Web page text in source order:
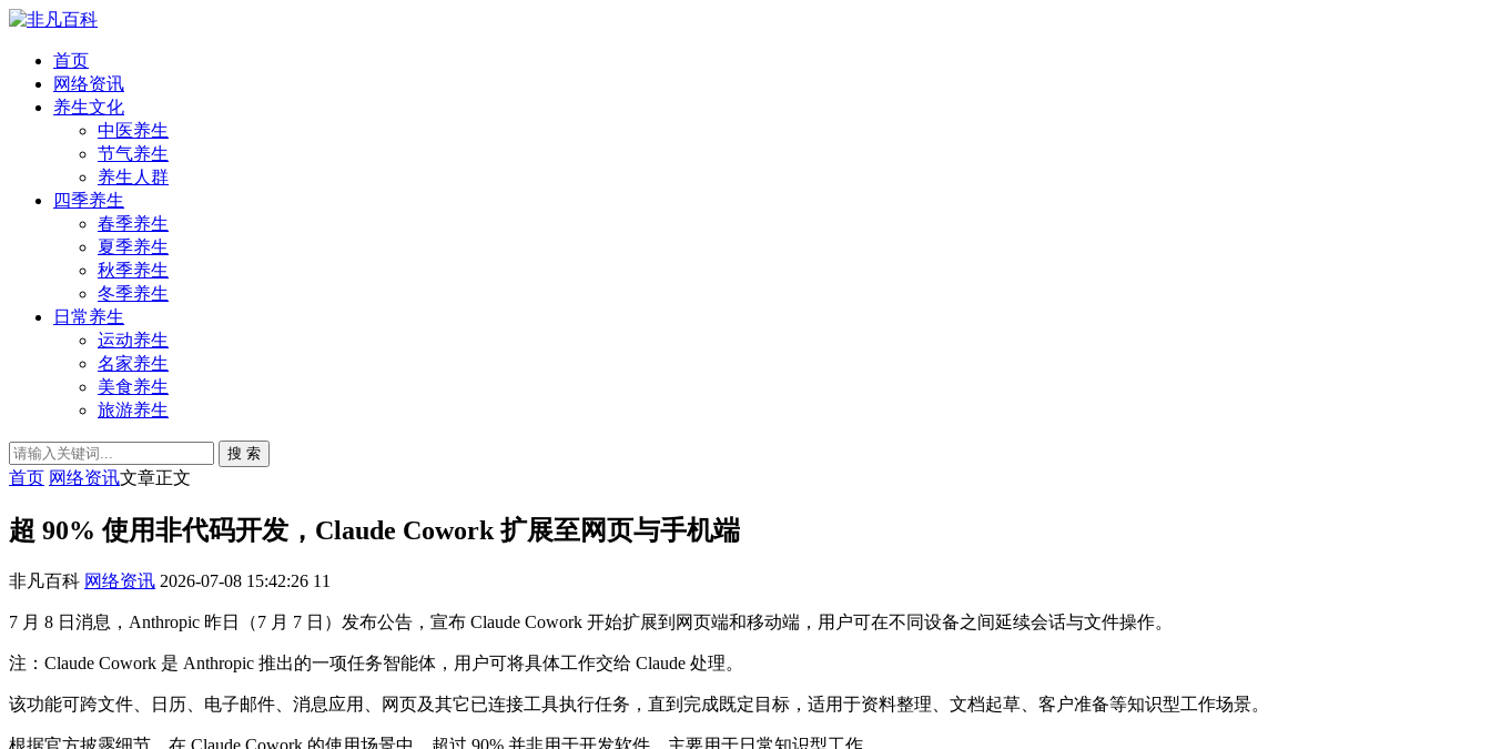
首页
网络资讯
养生文化
中医养生
节气养生
养生人群
四季养生
春季养生
夏季养生
秋季养生
冬季养生
日常养生
运动养生
名家养生
美食养生
旅游养生
搜 索
首页 网络资讯文章正文
超 90% 使用非代码开发，Claude Cowork 扩展至网页与手机端
非凡百科 网络资讯 2026-07-08 15:42:26 11
7 月 8 日消息，Anthropic 昨日（7 月 7 日）发布公告，宣布 Claude Cowork 开始扩展到网页端和移动端，用户可在不同设备之间延续会话与文件操作。
注：Claude Cowork 是 Anthropic 推出的一项任务智能体，用户可将具体工作交给 Claude 处理。
该功能可跨文件、日历、电子邮件、消息应用、网页及其它已连接工具执行任务，直到完成既定目标，适用于资料整理、文档起草、客户准备等知识型工作场景。
根据官方披露细节，在 Claude Cowork 的使用场景中，超过 90% 并非用于开发软件，主要用于日常知识型工作。